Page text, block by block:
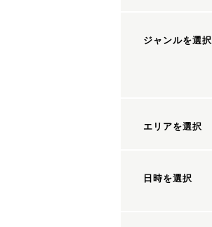
ジャンルを選択
エリアを選択
日時を選択